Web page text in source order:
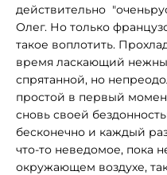
действительно
Олег. Но только
такое воплотить.
время ласкающий
спрятанной, но
простой в первый
сновь своей
бесконечно и каждый
что-то неведомое, пока
окружающем воздухе,